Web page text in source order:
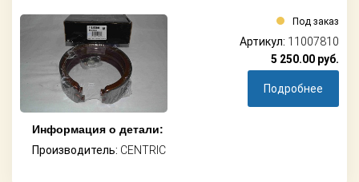
Информация о детали:
Производитель: CENTRIC
Под заказ
Артикул: 11007810
5 250.00 руб.
Подробнее